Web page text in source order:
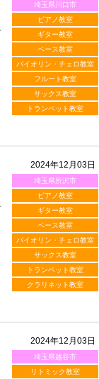
埼玉県川口市
ピアノ教室
ギター教室
ベース教室
バイオリン・チェロ教室
フルート教室
サックス教室
トランペット教室
2024年12月03日
埼玉県所沢市
ピアノ教室
ギター教室
ベース教室
バイオリン・チェロ教室
サックス教室
トランペット教室
クラリネット教室
2024年12月03日
埼玉県越谷市
リトミック教室